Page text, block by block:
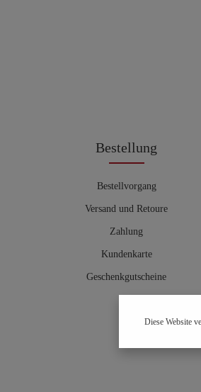
Bestellung
Bestellvorgang
Versand und Retoure
Zahlung
Kundenkarte
Geschenkgutscheine
Diese Website